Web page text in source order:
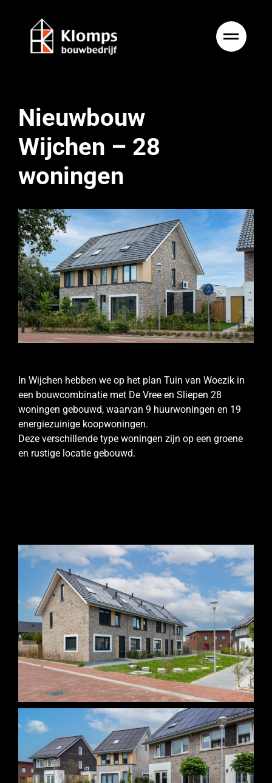
Nieuwbouw
Wijchen – 28
woningen
In Wijchen hebben we op het plan Tuin van Woezik in
een bouwcombinatie met De Vree en Sliepen 28
woningen gebouwd, waarvan 9 huurwoningen en 19
energiezuinige koopwoningen.
Deze verschillende type woningen zijn op een groene
en rustige locatie gebouwd.